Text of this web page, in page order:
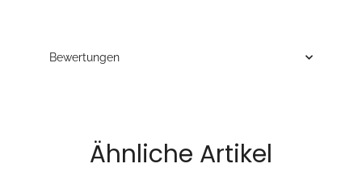
Bewertungen
Ähnliche Artikel